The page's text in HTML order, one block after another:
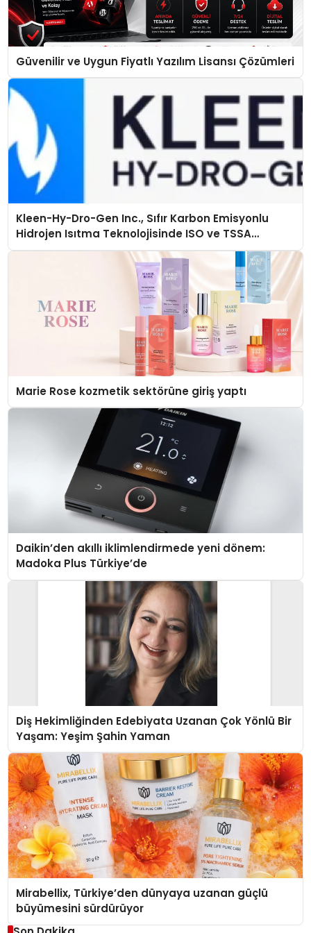
Güvenilir ve Uygun Fiyatlı Yazılım Lisansı Çözümleri
Kleen-Hy-Dro-Gen Inc., Sıfır Karbon Emisyonlu
Hidrojen Isıtma Teknolojisinde ISO ve TSSA
Düzenleyici Onaylarını Aldı
Marie Rose kozmetik sektörüne giriş yaptı
Daikin’den akıllı iklimlendirmede yeni dönem:
Madoka Plus Türkiye’de
Diş Hekimliğinden Edebiyata Uzanan Çok Yönlü Bir
Yaşam: Yeşim Şahin Yaman
Mirabellix, Türkiye’den dünyaya uzanan güçlü
büyümesini sürdürüyor